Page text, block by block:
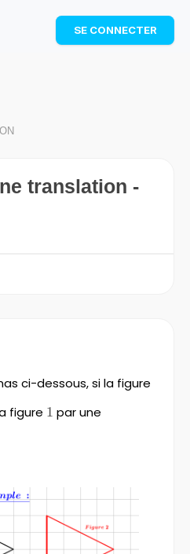
: révise les maths cet
gratuit et progresse avec des
SE CONNECTER
translation -
ci-dessous, si la figure
figure 1
1 par une